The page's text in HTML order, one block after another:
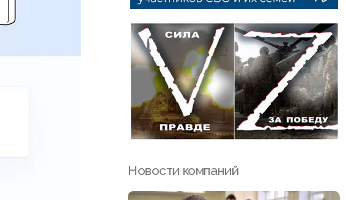
Новости компаний